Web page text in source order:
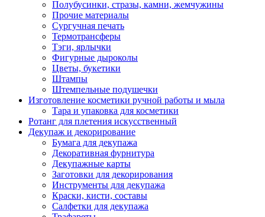
Полубусинки, стразы, камни, жемчужины
Прочие материалы
Сургучная печать
Термотрансферы
Тэги, ярлычки
Фигурные дыроколы
Цветы, букетики
Штампы
Штемпельные подушечки
Изготовление косметики ручной работы и мыла
Тара и упаковка для косметики
Ротанг для плетения искусственный
Декупаж и декорирование
Бумага для декупажа
Декоративная фурнитура
Декупажные карты
Заготовки для декорирования
Инструменты для декупажа
Краски, кисти, составы
Салфетки для декупажа